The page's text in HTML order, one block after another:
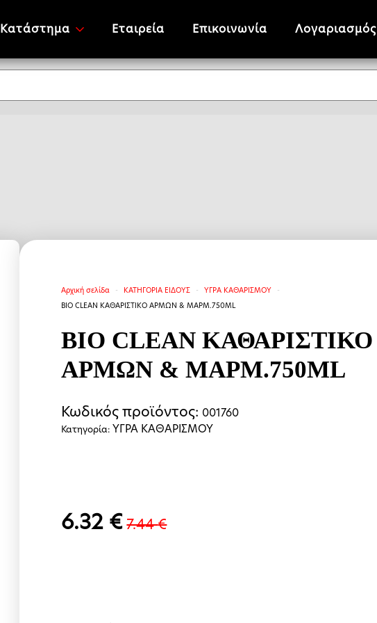
Κατάστημα Εταιρεία Επικοινωνία Λογαριασμός
Αρχική σελίδα ΚΑΤΗΓΟΡΙΑ ΕΙΔΟΥΣ
ΥΓΡΑ ΚΑΘΑΡΙΣΜΟΥ
BIO CLEAN ΚΑΘΑΡΙΣΤΙΚΟ ΑΡΜΩΝ & ΜΑΡΜ.750ML
BIO CLEAN ΚΑΘΑΡΙΣΤΙΚΟ
ΑΡΜΩΝ & ΜΑΡΜ.750ML
Κωδικός προϊόντος: 001760
Κατηγορία: ΥΓΡΑ ΚΑΘΑΡΙΣΜΟΥ
7.44€
Original
6.32 €
Η